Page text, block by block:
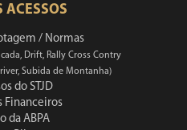
ACESSOS
/ Normas
Drift, Rally Cross Contry
Subida de Montanha)
do STJD
Financeiros
da ABPA